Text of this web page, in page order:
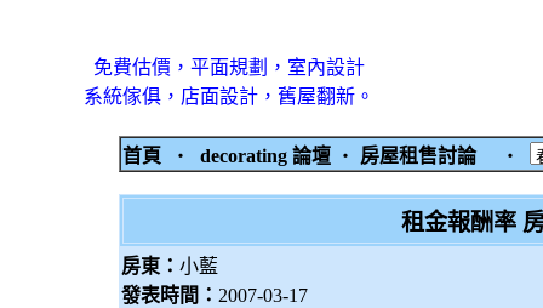
免費估價，平面規劃，室內設計
系統傢俱，店面設計，舊屋翻新。
首頁 ‧ decorating 論壇 ‧ 房屋租售討論 ‧
租金報酬率
房東： 小藍
發表時間： 2007-03-17